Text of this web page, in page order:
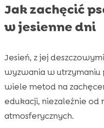
Jak zachęcić
w jesienne dni
Jesień, z jej
wyzwania w utrzymaniu
wiele metod na
edukacji, niezależnie
atmosferycznych.